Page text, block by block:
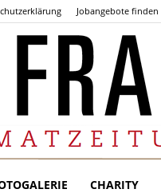
Jobangebote finden
CHARITY